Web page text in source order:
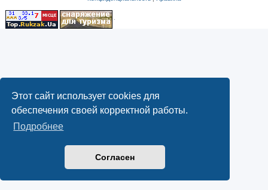
Этот сайт использует cookies для
обеспечения своей корректной работы.
Подробнее
Согласен